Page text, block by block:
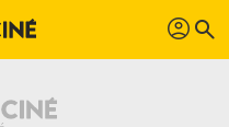
profil search